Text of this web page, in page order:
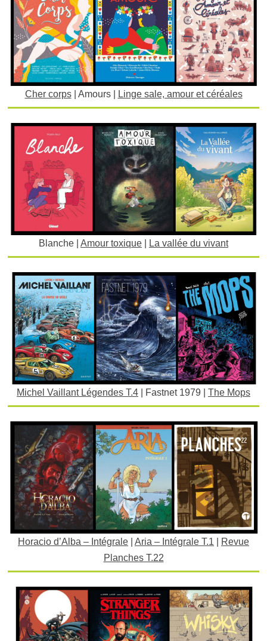
Cher corps| Amours | Linge sale, amour et céréales
Blanche | Amour toxique La vallée du vivant
Michel Vaillant Légendes T.4 | Fastnet 1979 | The Mops
Horacio d’Alba – Intégrale Aria – Intégrale T.1
Revue
Planches T.22